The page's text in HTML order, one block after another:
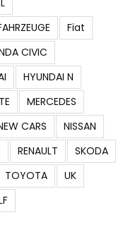
Fiat
CIVIC
HYUNDAI N
MERCEDES
CARS
NISSAN
RENAULT
SKODA
TOYOTA
UK